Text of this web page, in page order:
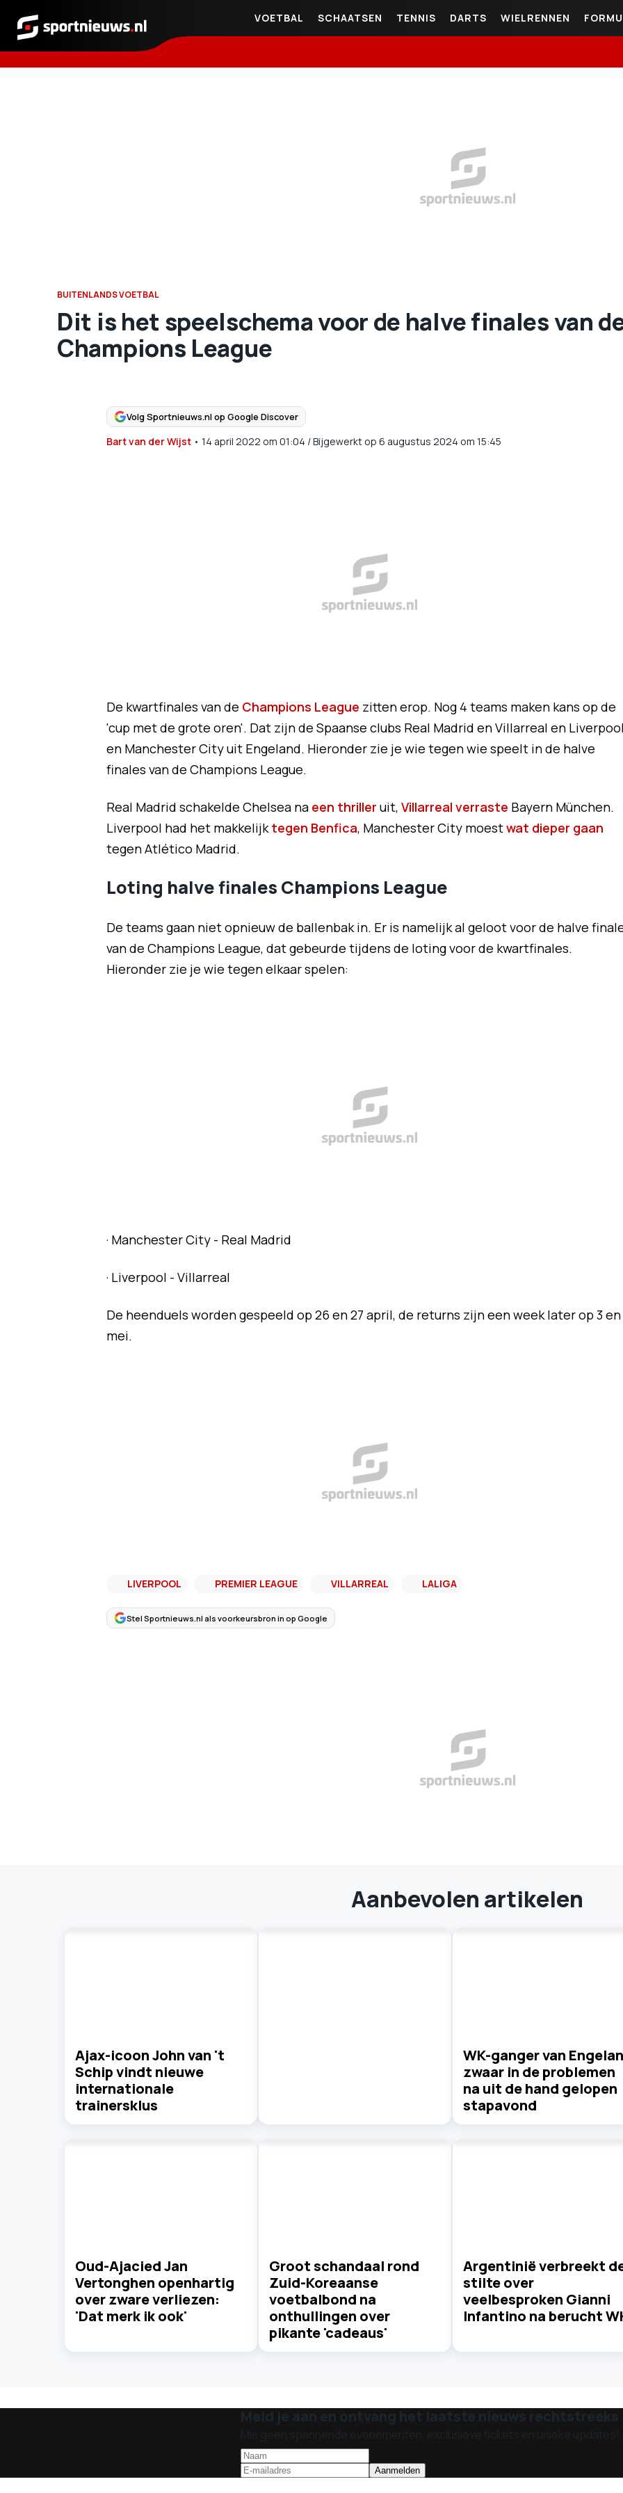
Sportnieuws.nl
VOETBAL SCHAATSEN TENNIS DARTS WIELRENNEN
BUITENLANDS VOETBAL
Dit is het speelschema voor de halve finales van
Champions League
Volg Sportnieuws.nl op Google Discover
Bart van der Wijst• 14 april 2022 om 01:04 /Bijgewerkt op 6 augustus 2024 om 15:45
De kwartfinales van de Champions League zitten erop. Nog 4 teams maken kans op de
'cup met de grote oren'. Dat zijn de Spaanse clubs Real Madrid en Villarreal en
en Manchester City uit Engeland. Hieronder zie je wie tegen wie speelt in de halve
finales van de Champions League.
Real Madrid schakelde Chelsea na een thriller uit, Villarreal verraste Bayern München.
Liverpool had het makkelijktegen Benfica, Manchester City moestwat dieper gaan
tegen Atlético Madrid.
Loting halve finales Champions League
De teams gaan niet opnieuw de ballenbak in. Er is namelijk al geloot voor de halve
van de Champions League, dat gebeurde tijdens de loting voor de kwartfinales.
Hieronder zie je wie tegen elkaar spelen:
· Manchester City - Real Madrid
· Liverpool - Villarreal
De heenduels worden gespeeld op 26 en 27 april, de returns zijn een week later op 3
mei.
LIVERPOOL PREMIER LEAGUE VILLARREAL LALIGA
Stel Sportnieuws.nl als voorkeursbron in op Google
Aanbevolen artikelen
Ajax-icoon John van 't
Schip vindt nieuwe
internationale
trainersklus
WK-ganger van
zwaar in de problemen
na uit de hand gelopen
stapavond
Oud-Ajacied Jan
Vertonghen openhartig
over zware verliezen:
'Dat merk ik ook'
Groot schandaal rond
Zuid-Koreaanse
voetbalbond na
onthullingen over
pikante 'cadeaus'
Argentinië verbreekt
stilte over
veelbesproken Gianni
Infantino na berucht
Meld je aan en ontvang het laatste nieuws rechtstreeks
Mis geen spannende evenementen, exclusieve tickets en unieke updates!